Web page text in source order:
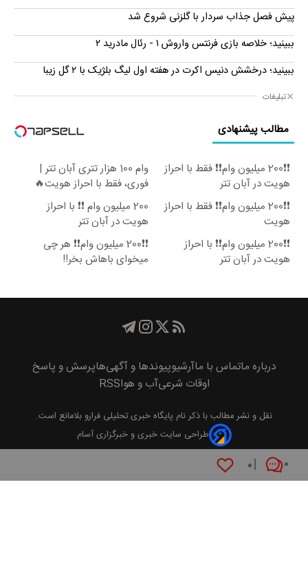
۰ ۰
پیش فصل جذاب سردار با گلزنی شروع شد
ببینید؛ خلاصه بازی فرنتس واروش ۱ - رئال مادرید ۲
ببینید؛ درخشش دنیس اکرت در هفته اول لیگ بلژیک با ۲ گل زیبا
تبلیغات
مطالب پیشنهادی
❗❗200 میلیون وام❗❗ فقط با احراز
هویت در آبان تتر
وام 100 هزار تتری آبان تتر |
فوری، فقط با احراز هویت🔥
❗❗200 میلیون وام❗❗ فقط با احراز
هویت
200 میلیون وام ❗❗ با احراز
هویت در آبان تتر
❗❗200 میلیون وام❗❗ با احراز
هویت در آبان تتر
❗❗200 میلیون وام❗❗ هر چی
میخوای باهاش بخر!!
درباره ماتماس با ماآرشیوپیوند‌ها و آگهی‌هاپرسش و پاسخ
اوقات شرعیآب و هواRSS
نقل و نشر مطالب با ذکر نام پايگاه خبری تحليلی فراروبلامانع است.
طراحی سایت خبری و خبرگزاری آسام